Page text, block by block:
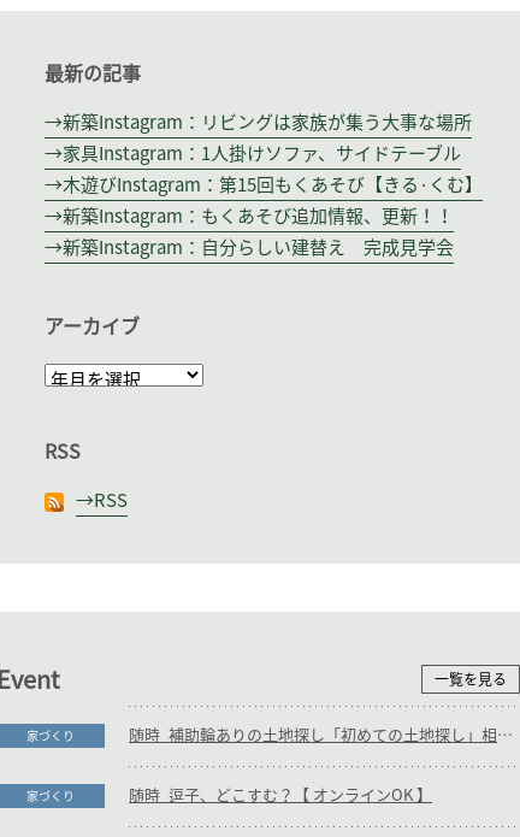
最新の記事
新築Instagram：リビングは家族が集う大事な場所
家具Instagram：1人掛けソファ、サイドテーブル
木遊びInstagram：第15回もくあそび【きる·くむ】
新築Instagram：もくあそび追加情報、更新！！
新築Instagram：自分らしい建替え 完成見学会
アーカイブ
RSS
RSS
Event 一覧を見る
家づくり 随時_補助輪ありの土地探し「初めての土地探し」相談会【3組様限定】
家づくり 随時_逗子、どこすむ？【 オンラインOK 】